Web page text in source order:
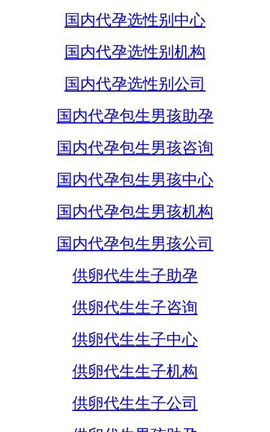
国内代孕选性别中心
国内代孕选性别机构
国内代孕选性别公司
国内代孕包生男孩助孕
国内代孕包生男孩咨询
国内代孕包生男孩中心
国内代孕包生男孩机构
国内代孕包生男孩公司
供卵代生生子助孕
供卵代生生子咨询
供卵代生生子中心
供卵代生生子机构
供卵代生生子公司